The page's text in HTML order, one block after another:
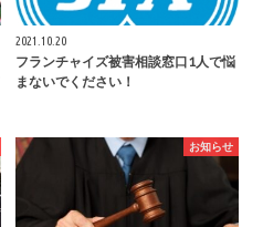
2021.10.20
フランチャイズ被害相談窓口1人で悩
まないでください！
お知らせ